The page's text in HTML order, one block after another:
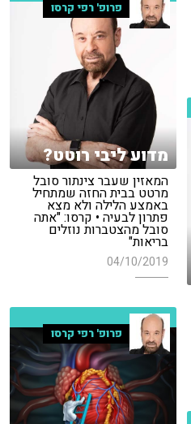
פרופ' רפי קרסו
מדוע ליבי רוטט?
המאזין שעבר צינתור סובל
מרטט בבית החזה שמתחיל
באמצע הלילה ולא מצא
פתרון לבעיה • קרסו: "אתה
סובל מהצטברות נוזלים
בריאות"
04/10/2019
פרופ' רפי קרסו